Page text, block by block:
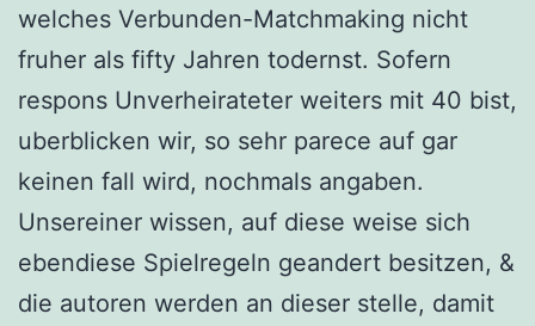
welches Verbunden-Matchmaking nicht
fruher als fifty Jahren todernst. Sofern
respons Unverheirateter weiters mit 40 bist,
uberblicken wir, so sehr parece auf gar
keinen fall wird, nochmals angaben.
Unsereiner wissen, auf diese weise sich
ebendiese Spielregeln geandert besitzen, &
die autoren werden an dieser stelle, damit